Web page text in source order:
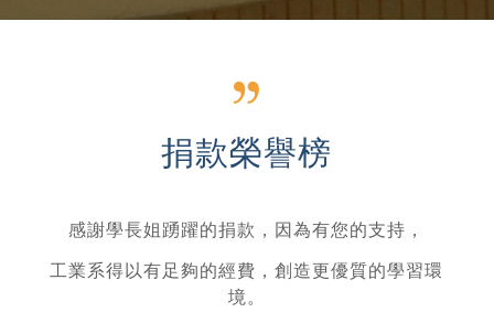
捐款榮譽榜
感謝學長姐踴躍的捐款，因為有您的支持，
工業系得以有足夠的經費，創造更優質的學習環
境。